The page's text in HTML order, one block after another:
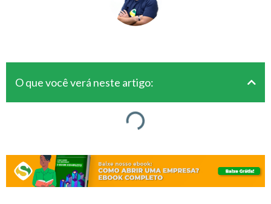
O que você verá neste artigo: